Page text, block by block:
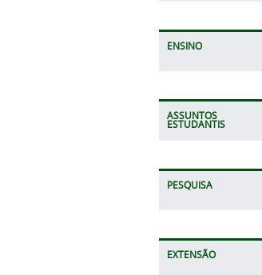
ENSINO
ASSUNTOS
ESTUDANTIS
PESQUISA
EXTENSÃO